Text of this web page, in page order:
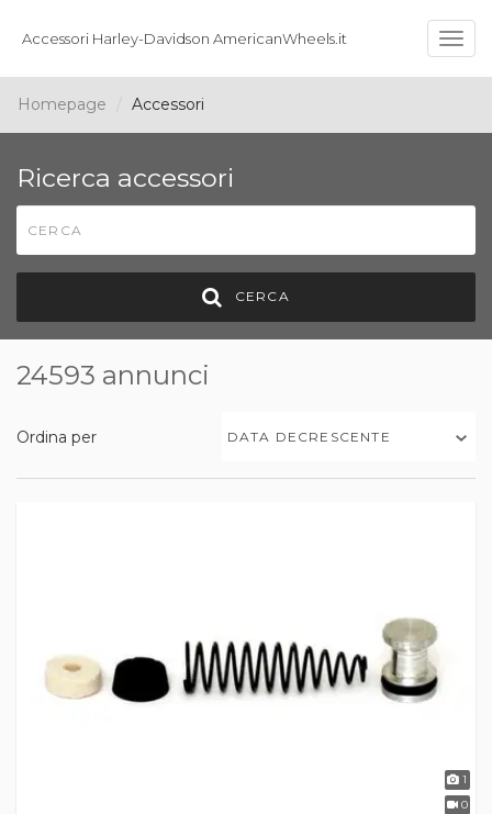
Accessori Harley-Davidson AmericanWheels.it
Homepage Accessori
Ricerca accessori
CERCA
24593 annunci
Ordina per DATA DECRESCENTE
1
0